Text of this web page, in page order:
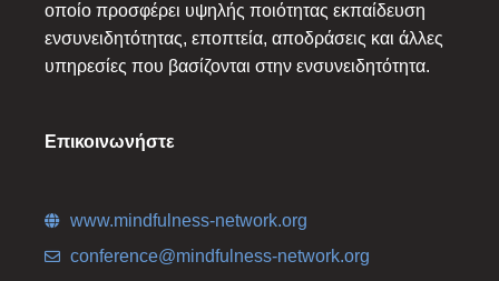
οποίο προσφέρει υψηλής ποιότητας εκπαίδευση
ενσυνειδητότητας, εποπτεία, αποδράσεις και άλλες
υπηρεσίες που βασίζονται στην ενσυνειδητότητα.
Επικοινωνήστε
www.mindfulness-network.org
conference@mindfulness-network.org